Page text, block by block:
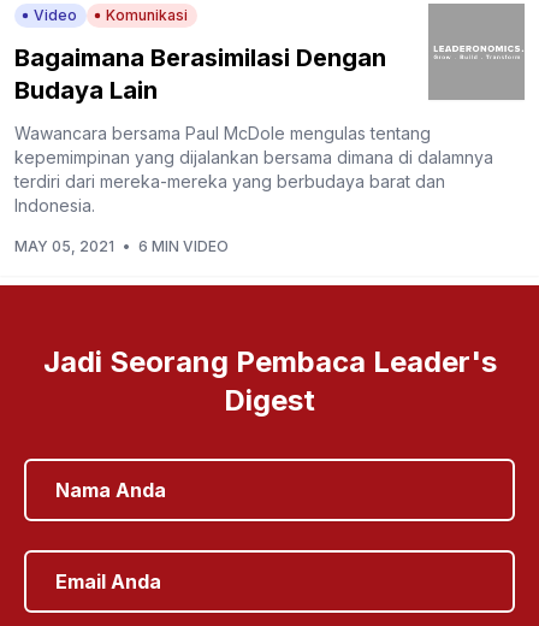
Video Komunikasi
Bagaimana Berasimilasi Dengan
Budaya Lain
Wawancara bersama Paul McDole mengulas tentang
kepemimpinan yang dijalankan bersama dimana di dalamnya
terdiri dari mereka-mereka yang berbudaya barat dan
Indonesia.
MAY 05, 2021 • 6 MIN VIDEO
Jadi Seorang Pembaca Leader's
Digest